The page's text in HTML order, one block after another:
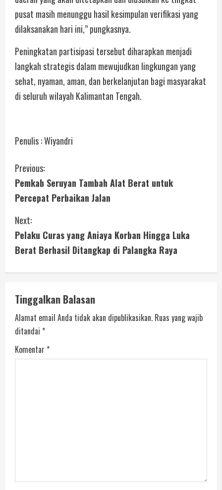
pusat masih menunggu hasil kesimpulan verifikasi yang
dilaksanakan hari ini,” pungkasnya.
Peningkatan partisipasi tersebut diharapkan menjadi
langkah strategis dalam mewujudkan lingkungan yang
sehat, nyaman, aman, dan berkelanjutan bagi masyarakat
di seluruh wilayah Kalimantan Tengah.
Penulis : Wiyandri
Previous:
Pemkab Seruyan Tambah Alat Berat untuk
Percepat Perbaikan Jalan
Next:
Pelaku Curas yang Aniaya Korban Hingga Luka
Berat Berhasil Ditangkap di Palangka Raya
Tinggalkan Balasan
Alamat email Anda tidak akan dipublikasikan. Ruas yang wajib
ditandai *
Komentar *